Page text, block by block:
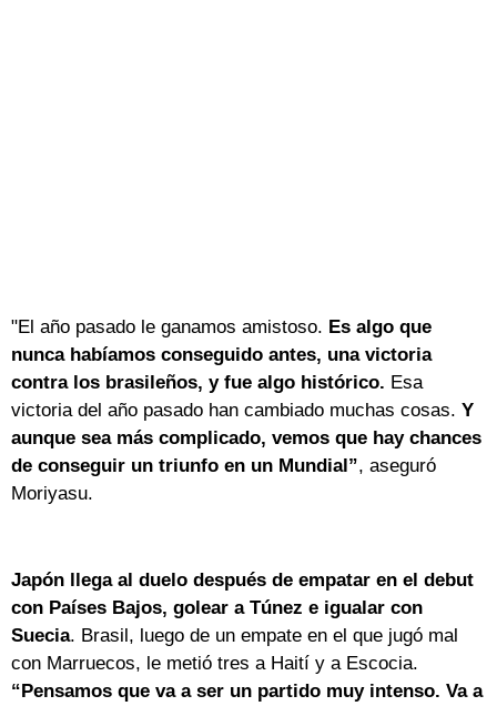
"El año pasado le ganamos amistoso. Es algo que
nunca habíamos conseguido antes, una victoria
contra los brasileños, y fue algo histórico. Esa
victoria del año pasado han cambiado muchas cosas. Y
aunque sea más complicado, vemos que hay chances
de conseguir un triunfo en un Mundial”, aseguró
Moriyasu.
Japón llega al duelo después de empatar en el debut
con Países Bajos, golear a Túnez e igualar con
Suecia. Brasil, luego de un empate en el que jugó mal
con Marruecos, le metió tres a Haití y a Escocia.
“Pensamos que va a ser un partido muy intenso. Va a